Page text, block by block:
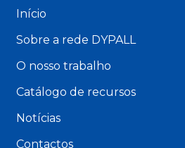
Início
Sobre a rede DYPALL
O nosso trabalho
Catálogo de recursos
Notícias
Contactos